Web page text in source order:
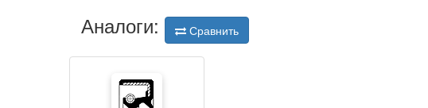
Аналоги: Сравнить